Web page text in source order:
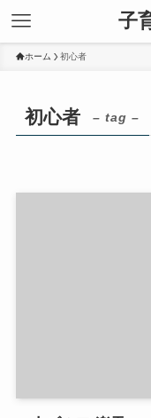
子
ホーム 初心者
初心者 – tag –